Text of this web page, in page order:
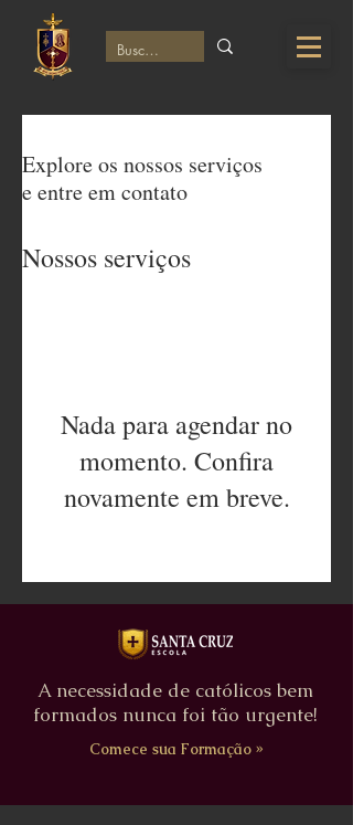
Explore os nossos serviços
e entre em contato
Nossos serviços
Nada para agendar no
momento. Confira
novamente em breve.
A necessidade de católicos bem
formados nunca foi tão urgente!
Comece sua Formação »